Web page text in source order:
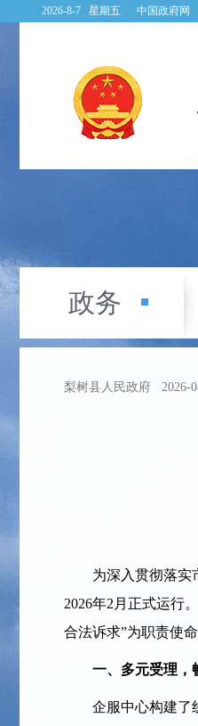
2026-8-7 星期五 中国政府网
政务
梨树县人民政府 2026-
为深入贯彻落实市
2026年2月正式运行
合法诉求”为职责使
一、多元受理，
企服中心构建了线